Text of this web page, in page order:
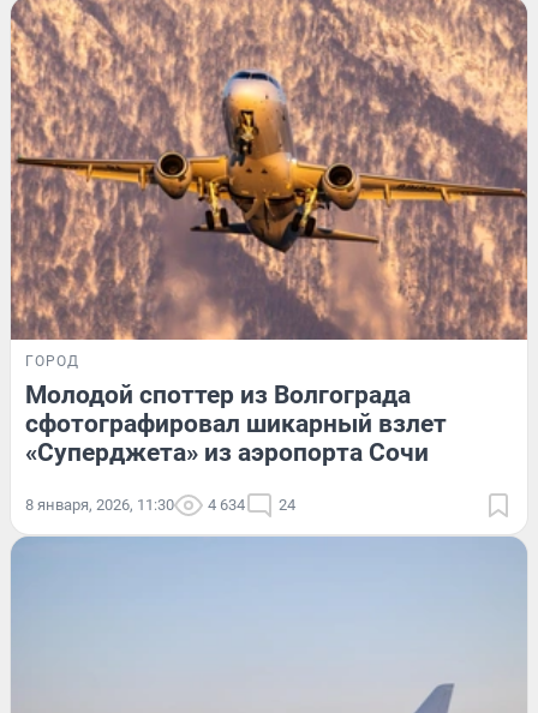
ГОРОД
Молодой споттер из Волгограда
сфотографировал шикарный взлет
«Суперджета» из аэропорта Сочи
8 января, 2026, 11:30 4 634 24